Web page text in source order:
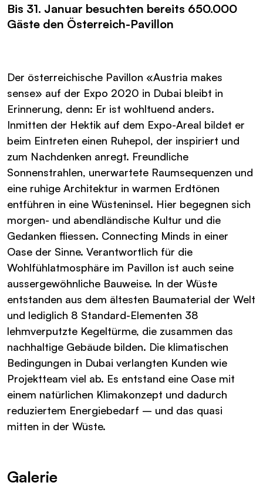
Bis 31. Januar besuchten bereits 650.000
Gäste den Österreich-Pavillon
Der österreichische Pavillon «Austria makes
sense» auf der Expo 2020 in Dubai bleibt in
Erinnerung, denn: Er ist wohltuend anders.
Inmitten der Hektik auf dem Expo-Areal bildet er
beim Eintreten einen Ruhepol, der inspiriert und
zum Nachdenken anregt. Freundliche
Sonnenstrahlen, unerwartete Raumsequenzen und
eine ruhige Architektur in warmen Erdtönen
entführen in eine Wüsteninsel. Hier begegnen sich
morgen- und abendländische Kultur und die
Gedanken fliessen. Connecting Minds in einer
Oase der Sinne. Verantwortlich für die
Wohlfühlatmosphäre im Pavillon ist auch seine
aussergewöhnliche Bauweise. In der Wüste
entstanden aus dem ältesten Baumaterial der Welt
und lediglich 8 Standard-Elementen 38
lehmverputzte Kegeltürme, die zusammen das
nachhaltige Gebäude bilden. Die klimatischen
Bedingungen in Dubai verlangten Kunden wie
Projektteam viel ab. Es entstand eine Oase mit
einem natürlichen Klimakonzept und dadurch
reduziertem Energiebedarf – und das quasi
mitten in der Wüste.
Galerie